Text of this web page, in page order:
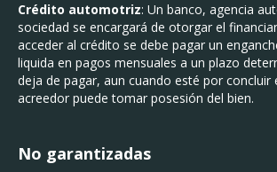
Crédito automotriz: Un banco, agencia
sociedad se encargará de otorgar el
acceder al crédito se debe pagar un
liquida en pagos mensuales a un plazo
deja de pagar, aun cuando esté por concluir
acreedor puede tomar posesión del bien.
No garantizadas